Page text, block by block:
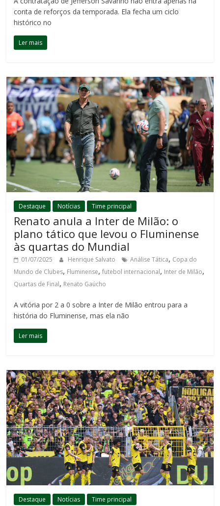
conta de reforços da temporada. Ela fecha um ciclo
histórico no
Ler mais
Destaque Notícias Time principal
Renato anula a Inter de Milão: o
plano tático que levou o Fluminense
às quartas do Mundial
01/07/2025 Henrique Salvato Análise Tática, Copa do
Mundo de Clubes, Fluminense,futebol internacional, Inter de Milão,
Quartas de Final, Renato Gaúcho
A vitória por 2 a 0 sobre a Inter de Milão entrou para a
história do Fluminense, mas ela não
Ler mais
Destaque Notícias Time principal